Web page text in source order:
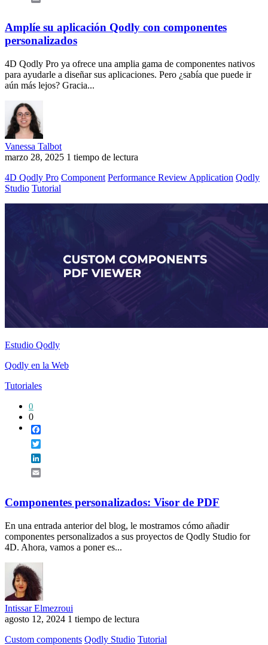
Amplíe su aplicación Qodly con componentes
personalizados
4D Qodly Pro ya ofrece una amplia gama de componentes nativos
para ayudarle a diseñar sus aplicaciones. Pero ¿sabía que puede ir
aún más lejos? Gracia...
Vanessa Talbot
marzo 28, 2025 1 tiempo de lectura
4D Qodly Pro Component Performance Review Application Qodly
Studio Tutorial
Estudio Qodly
Qodly en la Web
Tutoriales
0
0
Componentes personalizados: Visor de PDF
En una entrada anterior del blog, le mostramos cómo añadir
componentes personalizados a sus proyectos de Qodly Studio for
4D. Ahora, vamos a poner es...
Intissar Elmezroui
agosto 12, 2024 1 tiempo de lectura
Custom components Qodly Studio Tutorial